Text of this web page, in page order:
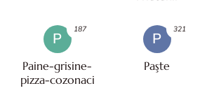
P
Paine-grisine-
pizza-cozonaci
187
P
Paşte
321